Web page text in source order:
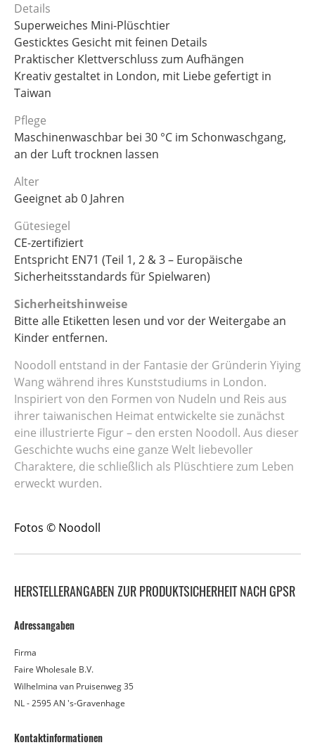
Details
Superweiches Mini-Plüschtier
Gesticktes Gesicht mit feinen Details
Praktischer Klettverschluss zum Aufhängen
Kreativ gestaltet in London, mit Liebe gefertigt in
Taiwan
Pflege
Maschinenwaschbar bei 30 °C im Schonwaschgang,
an der Luft trocknen lassen
Alter
Geeignet ab 0 Jahren
Gütesiegel
CE-zertifiziert
Entspricht EN71 (Teil 1, 2 & 3 – Europäische
Sicherheitsstandards für Spielwaren)
Sicherheitshinweise
Bitte alle Etiketten lesen und vor der Weitergabe an
Kinder entfernen.
Noodoll entstand in der Fantasie der Gründerin Yiying
Wang während ihres Kunststudiums in London.
Inspiriert von den Formen von Nudeln und Reis aus
ihrer taiwanischen Heimat entwickelte sie zunächst
eine illustrierte Figur – den ersten Noodoll. Aus dieser
Geschichte wuchs eine ganze Welt liebevoller
Charaktere, die schließlich als Plüschtiere zum Leben
erweckt wurden.
Fotos © Noodoll
HERSTELLERANGABEN ZUR PRODUKTSICHERHEIT NACH GPSR
Adressangaben
Firma
Faire Wholesale B.V.
Wilhelmina van Pruisenweg 35
NL - 2595 AN 's-Gravenhage
Kontaktinformationen